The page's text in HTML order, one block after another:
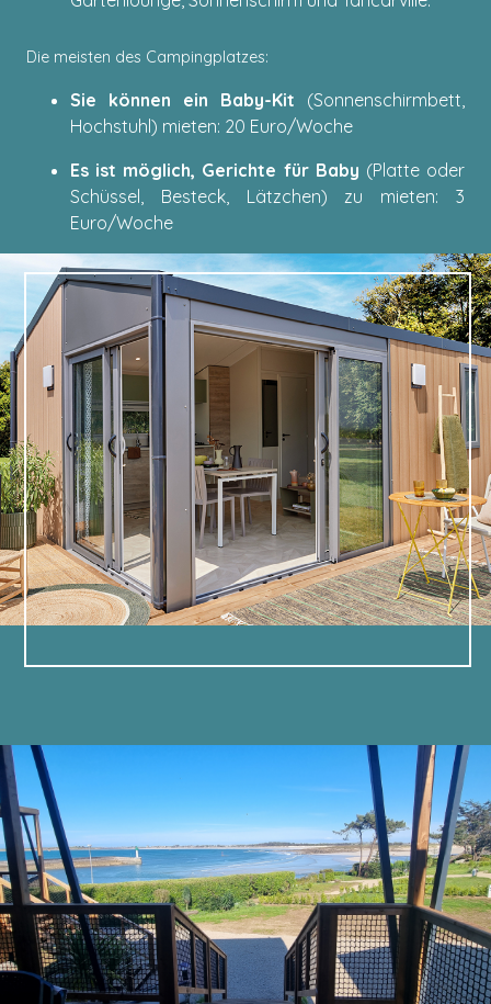
Die meisten des Campingplatzes:
Sie können ein Baby-Kit (Sonnenschirmbett,
Hochstuhl) mieten: 20 Euro/Woche
Es ist möglich, Gerichte für Baby (Platte oder
Schüssel, Besteck, Lätzchen) zu mieten: 3
Euro/Woche